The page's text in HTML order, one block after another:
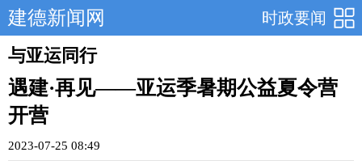
时政要闻
建德新闻网
与亚运同行
遇建·再见——亚运季暑期公益夏令营
开营
2023-07-25 08:49